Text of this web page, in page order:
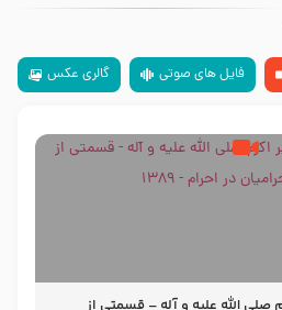
فایل های صوتی گالری عکس
صلی الله علیه و آله – قسمتی از